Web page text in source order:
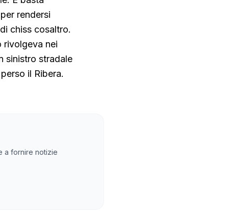
rendersi
chiss cosaltro.
rivolgeva nei
sinistro stradale
il Ribera.
a fornire notizie